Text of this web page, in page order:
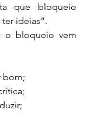
que bloqueio
ideias”.
o bloqueio vem
bom;